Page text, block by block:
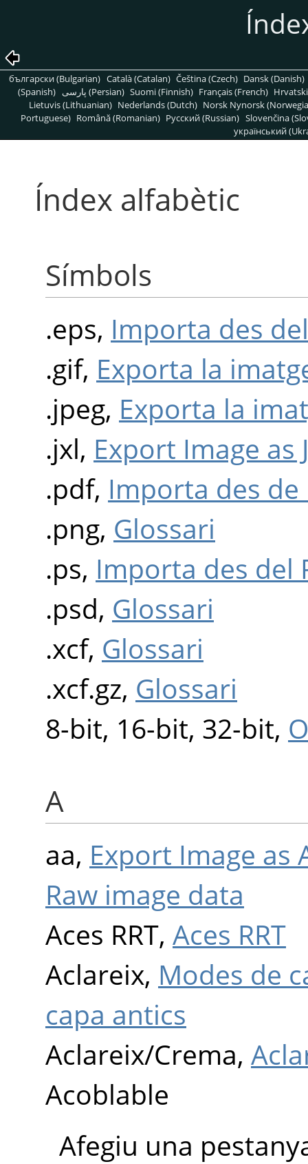
български (Bulgarian) Català (Catalan) Čeština (Czech) Dansk (Danish)
(Spanish)
پارسی (Persian) Suomi (Finnish) Français (French)
Lietuvis (Lithuanian) Nederlands (Dutch) Norsk Nynorsk
Portuguese) Română (Romanian) Pусский (Russian) Slovenčina
український
Índex alfabètic
Símbols
.eps, Importa des
.gif, Exporta la
.jpeg, Exporta la
.jxl, Export Image as
.pdf, Importa des de
.png, Glossari
.ps, Importa des del
.psd, Glossari
.xcf, Glossari
.xcf.gz, Glossari
8-bit, 16-bit, 32-bit,
A
aa, Export Image as
Raw image data
Aces RRT, Aces RRT
Aclareix, Modes de
capa antics
Aclareix/Crema,
Acoblable
Afegiu una